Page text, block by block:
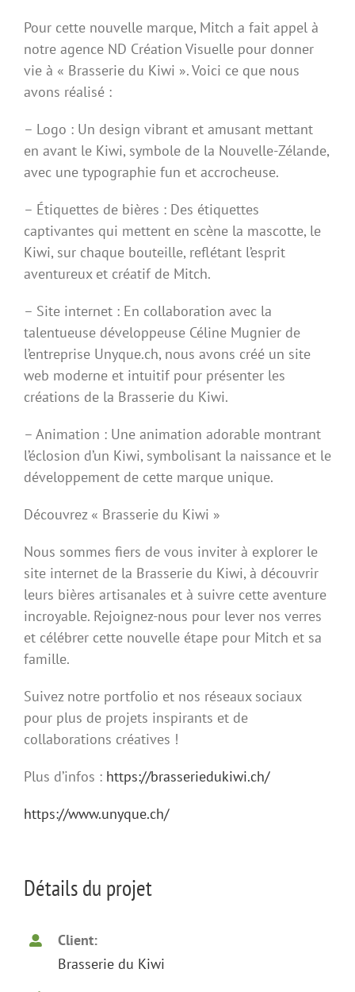
Pour cette nouvelle marque, Mitch a fait appel à
notre agence ND Création Visuelle pour donner
vie à « Brasserie du Kiwi ». Voici ce que nous
avons réalisé :
– Logo : Un design vibrant et amusant mettant
en avant le Kiwi, symbole de la Nouvelle-Zélande,
avec une typographie fun et accrocheuse.
– Étiquettes de bières : Des étiquettes
captivantes qui mettent en scène la mascotte, le
Kiwi, sur chaque bouteille, reflétant l’esprit
aventureux et créatif de Mitch.
– Site internet : En collaboration avec la
talentueuse développeuse Céline Mugnier de
l’entreprise Unyque.ch, nous avons créé un site
web moderne et intuitif pour présenter les
créations de la Brasserie du Kiwi.
– Animation : Une animation adorable montrant
l’éclosion d’un Kiwi, symbolisant la naissance et le
développement de cette marque unique.
Découvrez « Brasserie du Kiwi »
Nous sommes fiers de vous inviter à explorer le
site internet de la Brasserie du Kiwi, à découvrir
leurs bières artisanales et à suivre cette aventure
incroyable. Rejoignez-nous pour lever nos verres
et célébrer cette nouvelle étape pour Mitch et sa
famille.
Suivez notre portfolio et nos réseaux sociaux
pour plus de projets inspirants et de
collaborations créatives !
Plus d’infos : https://brasseriedukiwi.ch/
https://www.unyque.ch/
Détails du projet
Client:
Brasserie du Kiwi